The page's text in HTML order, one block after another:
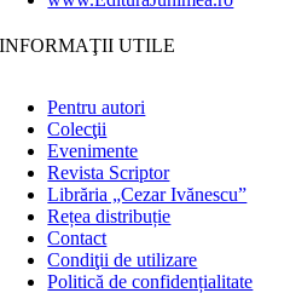
INFORMAŢII UTILE
Pentru autori
Colecţii
Evenimente
Revista Scriptor
Librăria „Cezar Ivănescu”
Rețea distribuție
Contact
Condiţii de utilizare
Politică de confidențialitate